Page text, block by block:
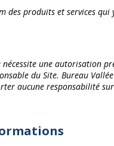
des produits et services
une autorisation
du Site. Bureau
aucune responsabilité